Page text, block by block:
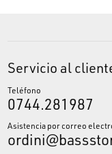
Servicio al
Teléfono
0744.281987
Asistencia por correo